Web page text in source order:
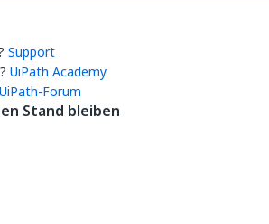
Support
UiPath Academy
UiPath-Forum
Stand bleiben